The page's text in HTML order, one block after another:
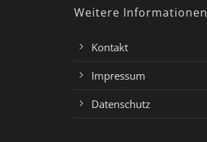
Weitere Informationen
Kontakt
Impressum
Datenschutz